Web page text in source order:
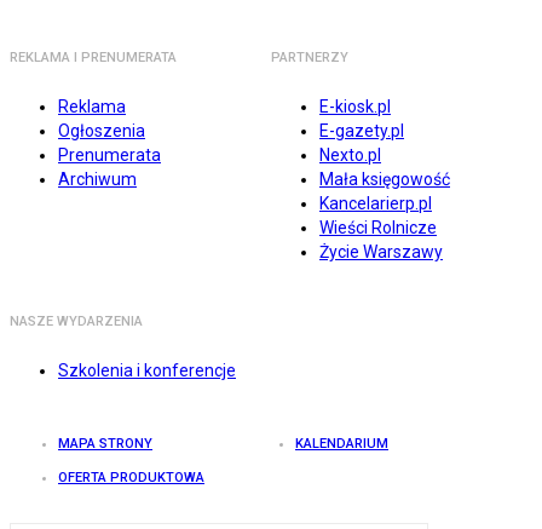
REKLAMA I PRENUMERATA
Reklama
Ogłoszenia
Prenumerata
Archiwum
PARTNERZY
E-kiosk.pl
E-gazety.pl
Nexto.pl
Mała księgowość
Kancelarierp.pl
Wieści Rolnicze
Życie Warszawy
NASZE WYDARZENIA
Szkolenia i konferencje
MAPA STRONY KALENDARIUM
OFERTA PRODUKTOWA